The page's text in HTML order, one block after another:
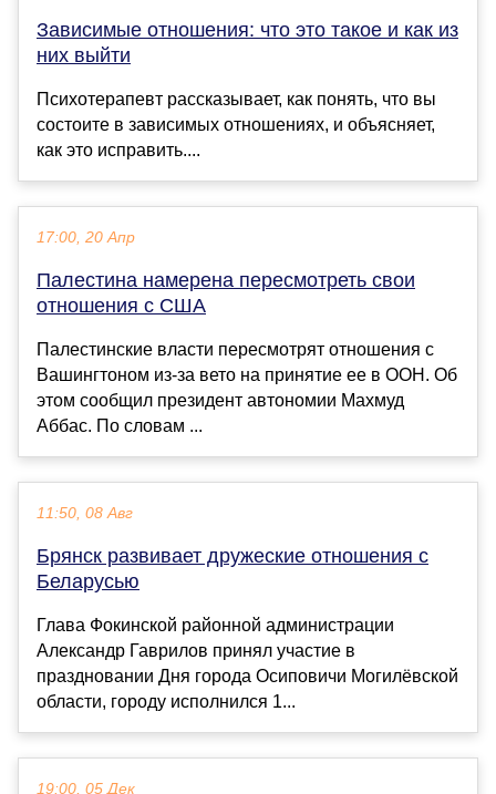
Зависимые отношения: что это такое и как из
них выйти
Психотерапевт рассказывает, как понять, что вы
состоите в зависимых отношениях, и объясняет,
как это исправить....
17:00, 20 Апр
Палестина намерена пересмотреть свои
отношения с США
Палестинские власти пересмотрят отношения с
Вашингтоном из-за вето на принятие ее в ООН. Об
этом сообщил президент автономии Махмуд
Аббас. По словам ...
11:50, 08 Авг
Брянск развивает дружеские отношения с
Беларусью
Глава Фокинской районной администрации
Александр Гаврилов принял участие в
праздновании Дня города Осиповичи Могилёвской
области, городу исполнился 1...
19:00, 05 Дек